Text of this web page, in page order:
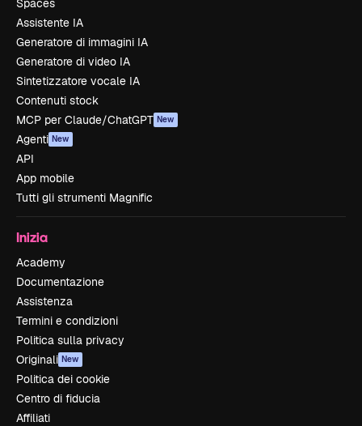
Spaces
Assistente IA
Generatore di immagini IA
Generatore di video IA
Sintetizzatore vocale IA
Contenuti stock
MCP per Claude/ChatGPT New
Agenti New
API
App mobile
Tutti gli strumenti Magnific
Inizia
Academy
Documentazione
Assistenza
Termini e condizioni
Politica sulla privacy
Originali New
Politica dei cookie
Centro di fiducia
Affiliati